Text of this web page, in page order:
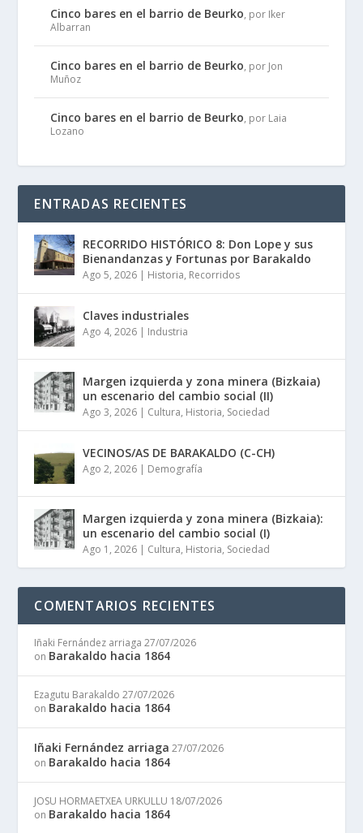
Cinco bares en el barrio de Beurko, por Iker
Albarran
Cinco bares en el barrio de Beurko, por Jon
Muñoz
Cinco bares en el barrio de Beurko, por Laia
Lozano
ENTRADAS RECIENTES
RECORRIDO HISTÓRICO 8: Don Lope y sus
Bienandanzas y Fortunas por Barakaldo
Ago 5, 2026 | Historia, Recorridos
Claves industriales
Ago 4, 2026 | Industria
Margen izquierda y zona minera (Bizkaia)
un escenario del cambio social (II)
Ago 3, 2026 | Cultura, Historia, Sociedad
VECINOS/AS DE BARAKALDO (C-CH)
Ago 2, 2026 | Demografía
Margen izquierda y zona minera (Bizkaia):
un escenario del cambio social (I)
Ago 1, 2026 | Cultura, Historia, Sociedad
COMENTARIOS RECIENTES
Iñaki Fernández arriaga 27/07/2026
on Barakaldo hacia 1864
Ezagutu Barakaldo 27/07/2026
on Barakaldo hacia 1864
Iñaki Fernández arriaga 27/07/2026
on Barakaldo hacia 1864
JOSU HORMAETXEA URKULLU 18/07/2026
on Barakaldo hacia 1864